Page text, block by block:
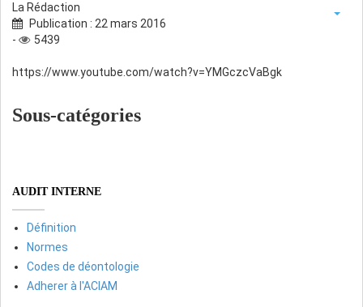
La Rédaction
Publication : 22 mars 2016
-
5439
https://www.youtube.com/watch?v=YMGczcVaBgk
Sous-catégories
AUDIT INTERNE
Définition
Normes
Codes de déontologie
Adherer à l'ACIAM